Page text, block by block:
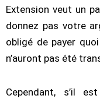
Extension veut un
donnez pas votre
obligé de payer
n’auront pas été
Cependant, s’il